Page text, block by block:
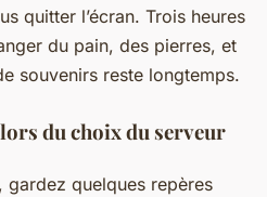
quitter l’écran. Trois heures
du pain, des pierres, et
souvenirs reste longtemps.
du choix du serveur
quelques repères